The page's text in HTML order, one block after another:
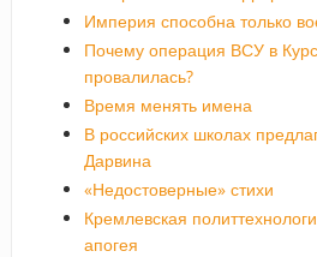
Империя способна только
Почему операция ВСУ в
провалилась?
Время менять имена
В российских школах
Дарвина
«Недостоверные» стихи
Кремлевская
апогея